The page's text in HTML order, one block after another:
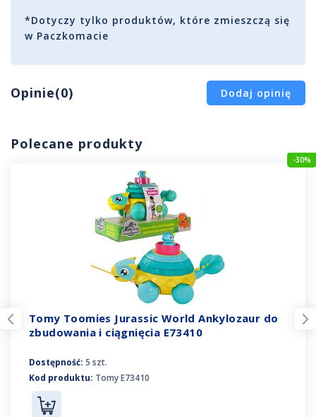
*Dotyczy tylko produktów, które zmieszczą się
w Paczkomacie
Opinie(0) Dodaj opinię
Polecane produkty
-30%
Tomy Toomies Jurassic World Ankylozaur do
zbudowania i ciągnięcia E73410
Dostępność: 5 szt.
Kod produktu: Tomy E73410